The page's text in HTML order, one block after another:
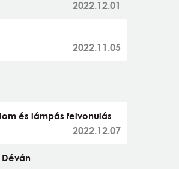
2022.12.01
2022.11.05
és lámpás felvonulás
2022.12.07